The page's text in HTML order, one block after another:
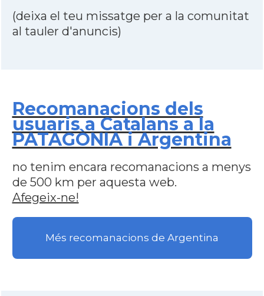
(deixa el teu missatge per a la comunitat
al tauler d'anuncis)
Recomanacions dels
usuaris a Catalans a la
PATAGÒNIA i Argentina
no tenim encara recomanacions a menys
de 500 km per aquesta web.
Afegeix-ne!
Més recomanacions de Argentina